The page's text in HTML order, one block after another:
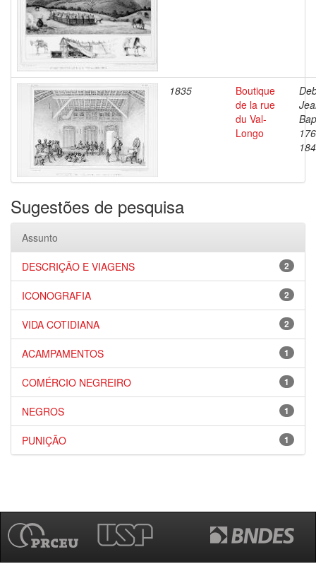
1835
Boutique
de la rue
du Val-
Longo
Sugestões de pesquisa
Assunto
2
DESCRIÇÃO E VIAGENS
2
ICONOGRAFIA
2
VIDA COTIDIANA
1
ACAMPAMENTOS
1
COMÉRCIO NEGREIRO
1
NEGROS
1
PUNIÇÃO